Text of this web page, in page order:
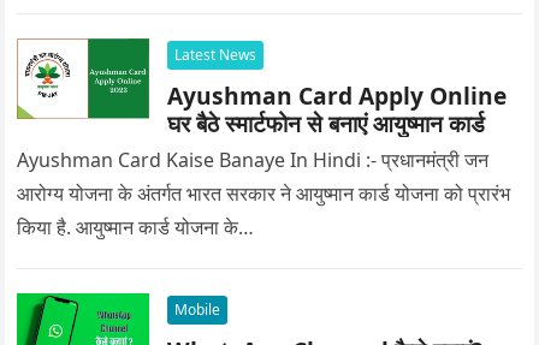
Latest News
Ayushman Card Apply Online
घर बैठे स्मार्टफोन से बनाएं आयुष्मान कार्ड
Ayushman Card Kaise Banaye In Hindi :- प्रधानमंत्री जन
आरोग्य योजना के अंतर्गत भारत सरकार ने आयुष्मान कार्ड योजना को प्रारंभ
किया है. आयुष्मान कार्ड योजना के…
Mobile